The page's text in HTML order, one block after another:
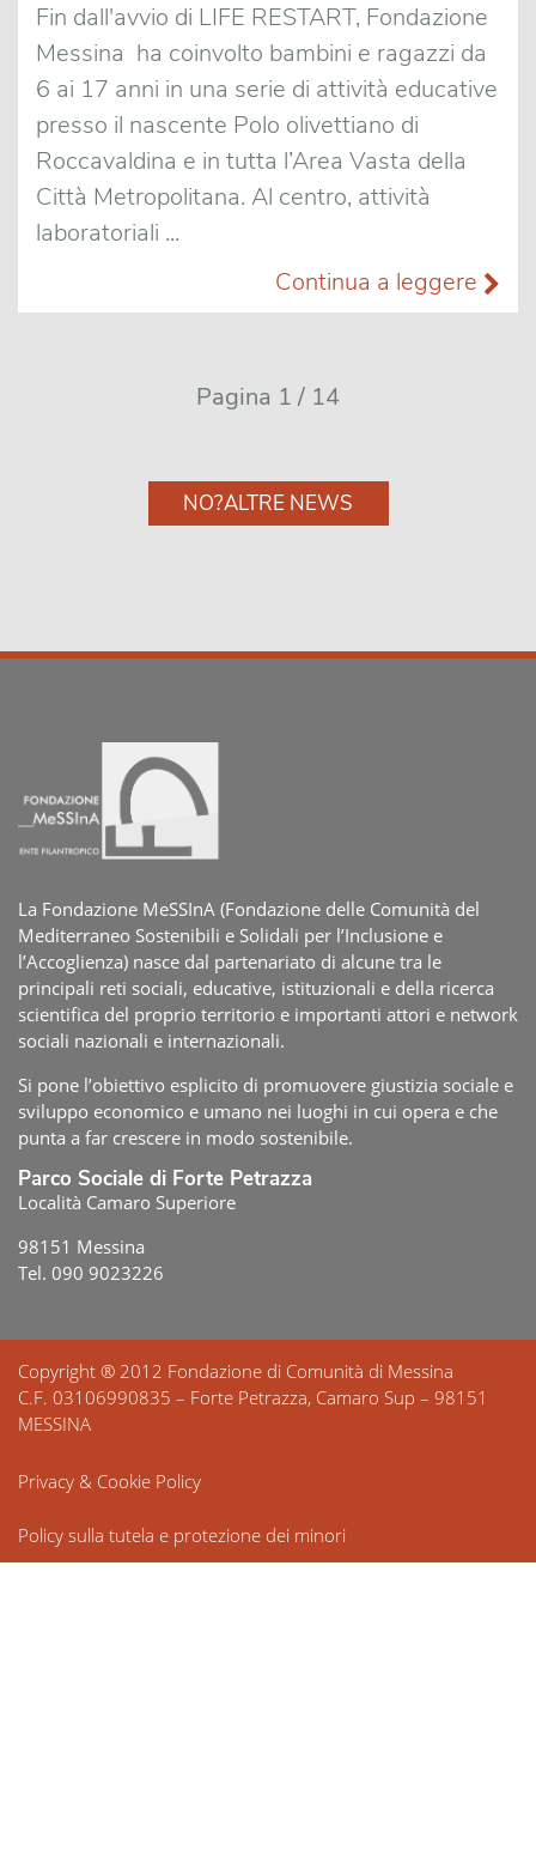
Fin dall'avvio di LIFE RESTART, Fondazione
Messina ha coinvolto bambini e ragazzi da
6 ai 17 anni in una serie di attività educative
presso il nascente Polo olivettiano di
Roccavaldina e in tutta l’Area Vasta della
Città Metropolitana. Al centro, attività
laboratoriali ...
Continua a leggere
Pagina 1 / 14
NO?ALTRE NEWS
La Fondazione MeSSInA (Fondazione delle Comunità del
Mediterraneo Sostenibili e Solidali per l’Inclusione e
l’Accoglienza) nasce dal partenariato di alcune tra le
principali reti sociali, educative, istituzionali e della ricerca
scientifica del proprio territorio e importanti attori e network
sociali nazionali e internazionali.
Si pone l’obiettivo esplicito di promuovere giustizia sociale e
sviluppo economico e umano nei luoghi in cui opera e che
punta a far crescere in modo sostenibile.
Parco Sociale di Forte Petrazza
Località Camaro Superiore
98151 Messina
Tel. 090 9023226
Copyright ® 2012 Fondazione di Comunità di Messina
C.F. 03106990835 – Forte Petrazza, Camaro Sup – 98151
MESSINA
Privacy & Cookie Policy
Policy sulla tutela e protezione dei minori